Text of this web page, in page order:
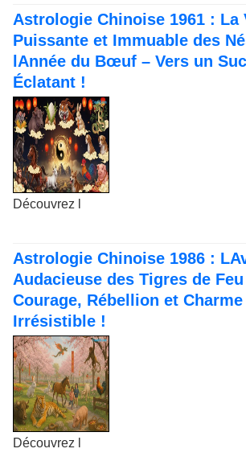
Astrologie Chinoise 1961 : La
Puissante et Immuable des
lAnnée du Bœuf – Vers un
Éclatant !
Découvrez l
Astrologie Chinoise 1986 :
Audacieuse des Tigres de
Courage, Rébellion et Charme
Irrésistible !
Découvrez l